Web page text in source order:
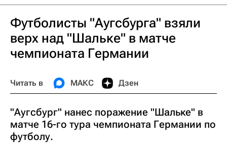
Футболисты "Аугсбурга" взяли
верх над "Шальке" в матче
чемпионата Германии
Читать в МАКС Дзен
"Аугсбург" нанес поражение "Шальке" в
матче 16-го тура чемпионата Германии по
футболу.